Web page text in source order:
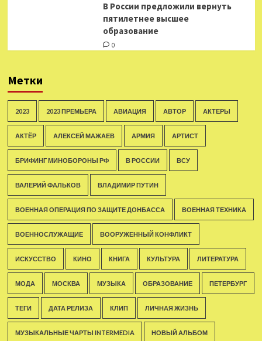
В России предложили вернуть
пятилетнее высшее
образование
0
Метки
2023 2023 ПРЕМЬЕРА АВИАЦИЯ АВТОР АКТЕРЫ
АКТЁР АЛЕКСЕЙ МАЖАЕВ АРМИЯ АРТИСТ
БРИФИНГ МИНОБОРОНЫ РФ В РОССИИ ВСУ
ВАЛЕРИЙ ФАЛЬКОВ ВЛАДИМИР ПУТИН
ВОЕННАЯ ОПЕРАЦИЯ ПО ЗАЩИТЕ ДОНБАССА ВОЕННАЯ ТЕХНИКА
ВОЕННОСЛУЖАЩИЕ ВООРУЖЕННЫЙ КОНФЛИКТ
ИСКУССТВО КИНО КНИГА КУЛЬТУРА ЛИТЕРАТУРА
МОДА МОСКВА МУЗЫКА ОБРАЗОВАНИЕ ПЕТЕРБУРГ
ТЕГИ ДАТА РЕЛИЗА КЛИП ЛИЧНАЯ ЖИЗНЬ
МУЗЫКАЛЬНЫЕ ЧАРТЫ INTERMEDIA НОВЫЙ АЛЬБОМ